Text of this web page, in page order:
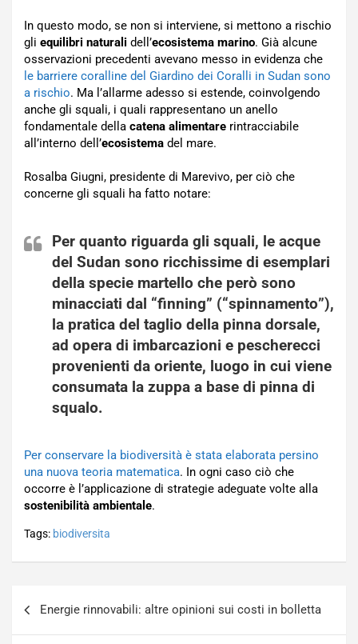
In questo modo, se non si interviene, si mettono a rischio
gli equilibri naturali dell’ecosistema marino. Già alcune
osservazioni precedenti avevano messo in evidenza che
le barriere coralline del Giardino dei Coralli in Sudan sono
a rischio. Ma l’allarme adesso si estende, coinvolgendo
anche gli squali, i quali rappresentano un anello
fondamentale della catena alimentare rintracciabile
all’interno dell’ecosistema del mare.
Rosalba Giugni, presidente di Marevivo, per ciò che
concerne gli squali ha fatto notare:
Per quanto riguarda gli squali, le acque
del Sudan sono ricchissime di esemplari
della specie martello che però sono
minacciati dal “finning” (“spinnamento”),
la pratica del taglio della pinna dorsale,
ad opera di imbarcazioni e pescherecci
provenienti da oriente, luogo in cui viene
consumata la zuppa a base di pinna di
squalo.
Per conservare la biodiversità è stata elaborata persino
una nuova teoria matematica. In ogni caso ciò che
occorre è l’applicazione di strategie adeguate volte alla
sostenibilità ambientale.
Tags: biodiversita
articoli
Energie rinnovabili: altre opinioni sui costi in bolletta